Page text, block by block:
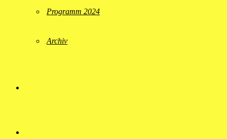
Programm 2024
Archiv